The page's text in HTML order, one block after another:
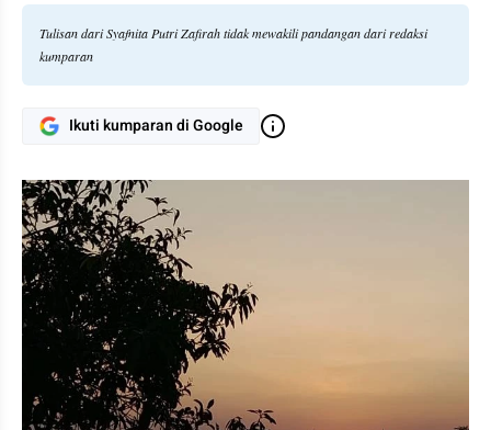
Tulisan dari Syafnita Putri Zafirah tidak mewakili pandangan dari redaksi
kumparan
Ikuti kumparan di Google